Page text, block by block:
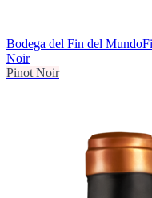
Bodega del Fin del Mundo
Noir
Pinot Noir